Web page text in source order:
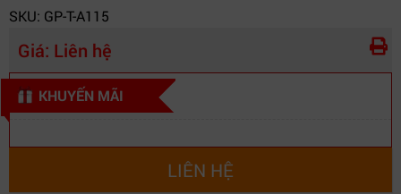
SKU: GP-T-A115
Giá: Liên hệ
KHUYẾN MÃI
LIÊN HỆ